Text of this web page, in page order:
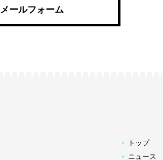
メールフォーム
トップ
ニュース